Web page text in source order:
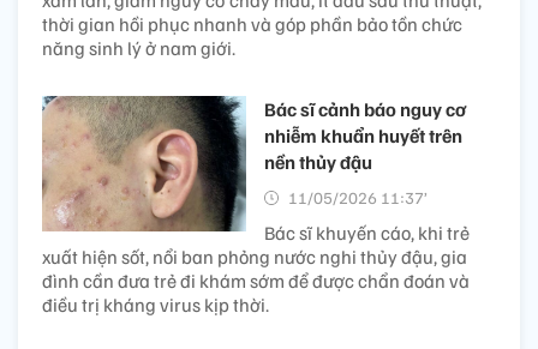
thời gian hồi phục nhanh và góp phần bảo tồn chức
năng sinh lý ở nam giới.
Bác sĩ cảnh báo nguy cơ
nhiễm khuẩn huyết trên
nền thủy đậu
11/05/2026 11:37’
Bác sĩ khuyến cáo, khi trẻ
xuất hiện sốt, nổi ban phỏng nước nghi thủy đậu, gia
đình cần đưa trẻ đi khám sớm để được chẩn đoán và
điều trị kháng virus kịp thời.